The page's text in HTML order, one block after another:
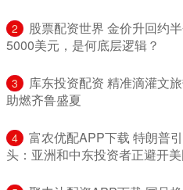
2
股票配资世界 金价升回约
5000美元，是何底层逻辑？
3
库东投资配资 精准滴灌文
助燃齐鲁盛夏
4
富农优配APP下载 特朗普
头：亚洲和中东投资者正避开